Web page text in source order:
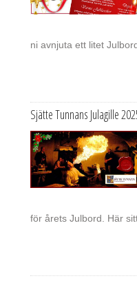
ni avnjuta ett litet
Sjätte Tunnans Julagille
för årets Julbord. Här